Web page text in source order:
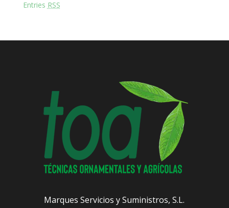
Entries RSS
Marques Servicios y Suministros, S.L.